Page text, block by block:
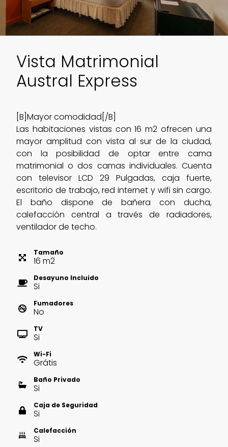
Vista Matrimonial
Austral Express
[B]Mayor comodidad[/B]
Las habitaciones vistas con 16 m2 ofrecen una
mayor amplitud con vista al sur de la ciudad,
con la posibilidad de optar entre cama
matrimonial o dos camas individuales. Cuenta
con televisor LCD 29 Pulgadas, caja fuerte,
escritorio de trabajo, red internet y wifi sin cargo.
El baño dispone de bañera con ducha,
calefacción central a través de radiadores,
ventilador de techo.
Tamaño
16 m2
Desayuno Incluido
Si
Fumadores
No
TV
Si
Wi-Fi
Grátis
Baño Privado
Si
Caja de Seguridad
Si
Calefacción
Si